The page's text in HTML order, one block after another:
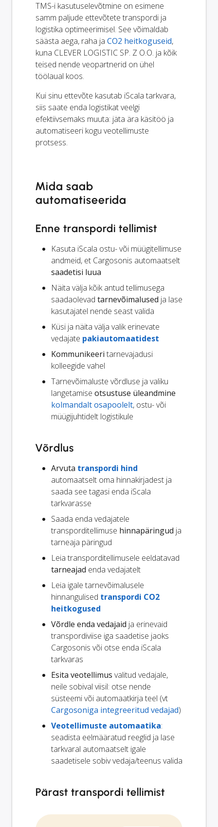
TMS-i kasutuselevõtmine on esimene
samm paljude ettevõtete transpordi ja
logistika optimeerimisel. See võimaldab
säästa aega, raha ja CO2 heitkoguseid,
kuna CLEVER LOGISTIC SP. Z O.O. ja kõik
teised nende veopartnerid on ühel
töölaual koos.
Kui sinu ettevõte kasutab iScala tarkvara,
siis saate enda logistikat veelgi
efektiivsemaks muuta: jäta ära käsitöö ja
automatiseeri kogu veotellimuste
protsess.
Mida saab
automatiseerida
Enne transpordi tellimist
Kasuta iScala ostu- või müügitellimuse
andmeid, et Cargosonis automaatselt
saadetisi luua
Näita välja kõik antud tellimusega
saadaolevad tarnevõimalused ja lase
kasutajatel nende seast valida
Küsi ja näita välja valik erinevate
vedajate pakiautomaatidest
Kommunikeeri tarnevajadusi
kolleegide vahel
Tarnevõimaluste võrdluse ja valiku
langetamise otsustuse üleandmine
kolmandalt osapoolelt, ostu- või
müügijuhtidelt logistikule
Võrdlus
Arvuta transpordi hind
automaatselt oma hinnakirjadest ja
saada see tagasi enda iScala
tarkvarasse
Saada enda vedajatele
transporditellimuse hinnapäringud ja
tarneaja päringud
Leia transporditellimusele eeldatavad
tarneajad enda vedajatelt
Leia igale tarnevõimalusele
hinnangulised transpordi CO2
heitkogused
Võrdle enda vedajaid ja erinevaid
transpordiviise iga saadetise jaoks
Cargosonis või otse enda iScala
tarkvaras
Esita veotellimus valitud vedajale,
neile sobival viisil: otse nende
süsteemi või automaatkirja teel (vt
Cargosoniga integreeritud vedajad)
Veotellimuste automaatika:
seadista eelmääratud reeglid ja lase
tarkvaral automaatselt igale
saadetisele sobiv vedaja/teenus valida
Pärast transpordi tellimist